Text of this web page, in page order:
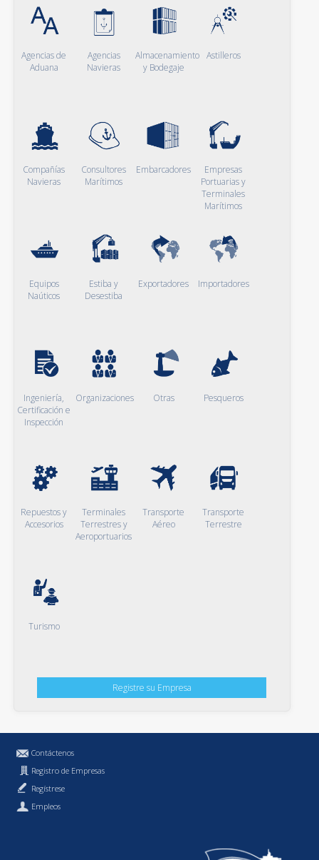
Agencias de
Aduana
Agencias
Navieras
Almacenamiento
y Bodegaje
Astilleros
Compañías
Navieras
Consultores
Marítimos
Embarcadores
Empresas
Portuarias y
Terminales
Marítimos
Equipos
Naúticos
Estiba y
Desestiba
Exportadores Importadores
Ingeniería,
Certificación e
Inspección
Organizaciones Otras Pesqueros
Repuestos y
Accesorios
Terminales
Terrestres y
Aeroportuarios
Transporte
Aéreo
Transporte
Terrestre
Turismo
Registre su Empresa
Contáctenos
Registro de Empresas
Regístrese
Empleos